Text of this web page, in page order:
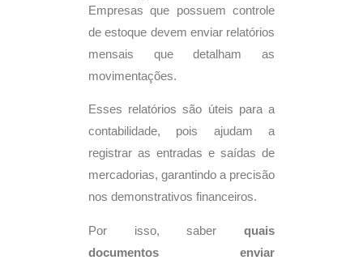
Empresas que possuem controle
de estoque devem enviar relatórios
mensais que detalham as
movimentações.
Esses relatórios são úteis para a
contabilidade, pois ajudam a
registrar as entradas e saídas de
mercadorias, garantindo a precisão
nos demonstrativos financeiros.
Por isso, saber quais
documentos enviar